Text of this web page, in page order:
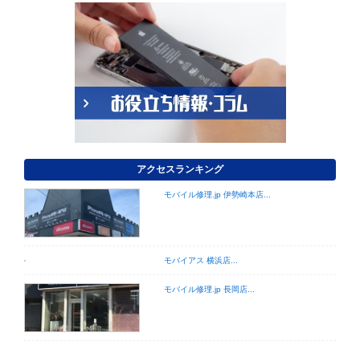
アクセスランキング
モバイル修理.jp 伊勢崎本店...
モバイアス 横浜店...
モバイル修理.jp 長岡店...